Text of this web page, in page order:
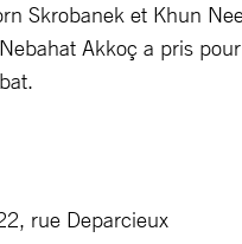
Skrobanek et Khun
Akkoç a pris
rue Deparcieux